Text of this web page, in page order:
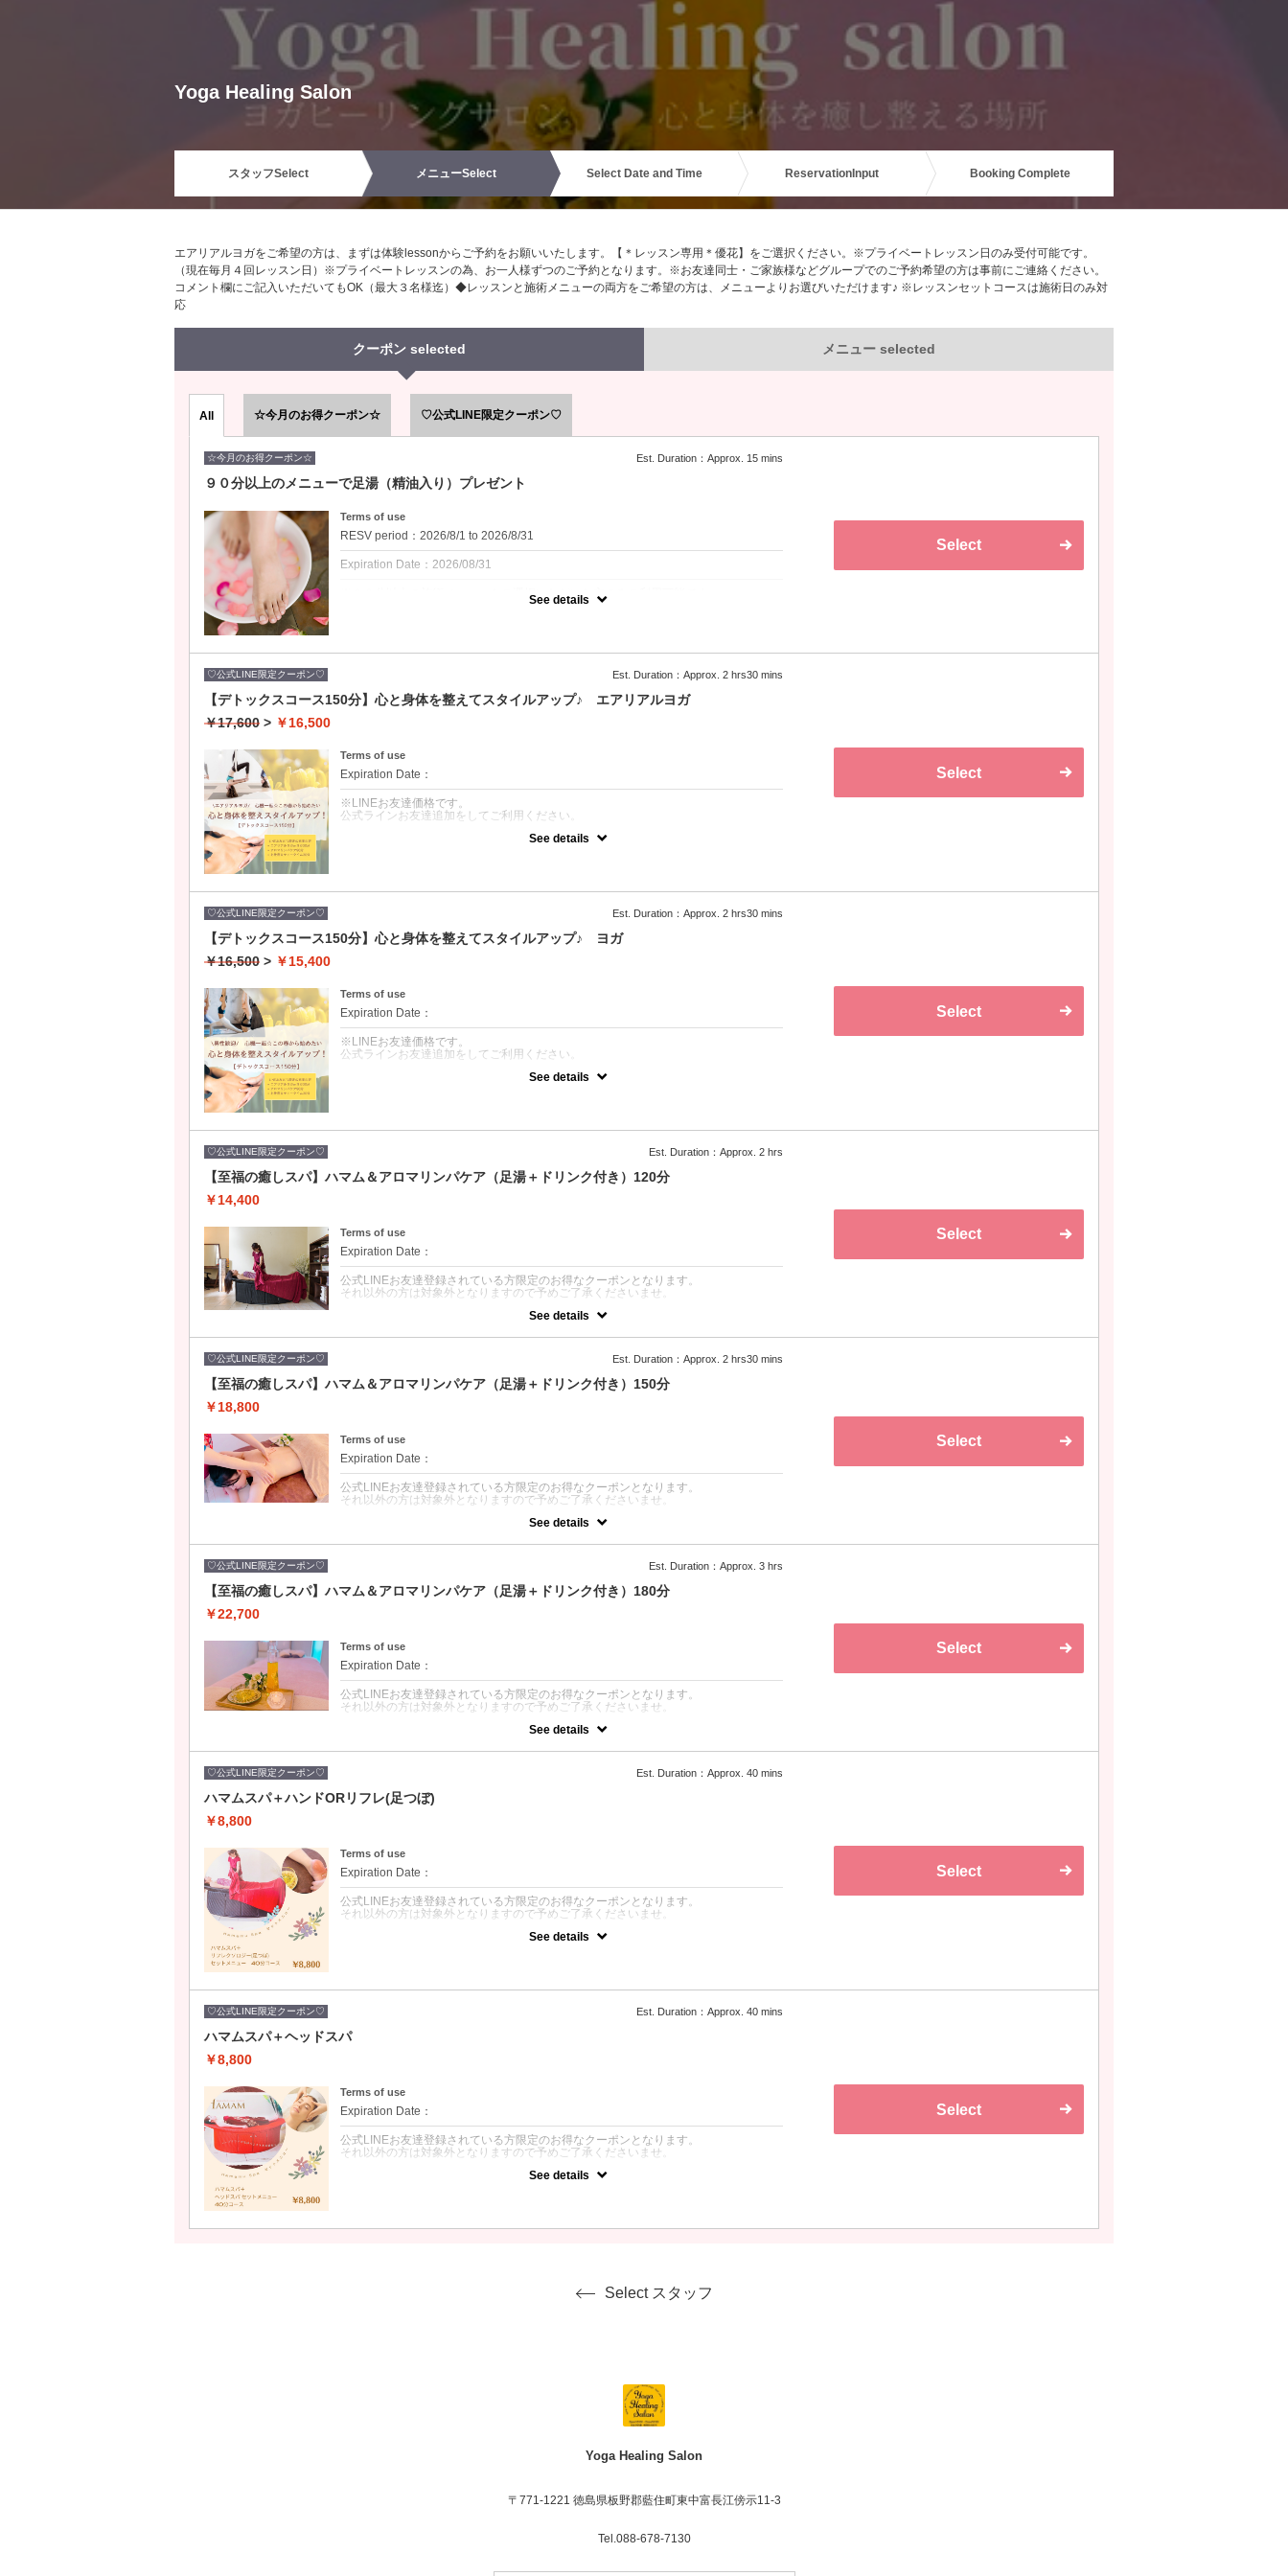
Yoga Healing Salon
スタッフSelect メニューSelect Select Date and Time Reservation Input Booking Complete
エアリアルヨガをご希望の方は、まずは体験lessonからご予約をお願いいたします。【＊レッスン専用＊優花】をご選択ください。※プライベートレッスン日のみ受付可能です。
（現在毎月４回レッスン日）※プライベートレッスンの為、お一人様ずつのご予約となります。※お友達同士・ご家族様などグループでのご予約希望の方は事前にご連絡ください。
コメント欄にご記入いただいてもOK（最大３名様迄）◆レッスンと施術メニューの両方をご希望の方は、メニューよりお選びいただけます♪ ※レッスンセットコースは施術日のみ対
応
クーポン selected メニュー selected
All ☆今月のお得クーポン☆ ♡公式LINE限定クーポン♡
☆今月のお得クーポン☆ Est. Duration：Approx. 15 mins
９０分以上のメニューで足湯（精油入り）プレゼント
Terms of use
RESV period：2026/8/1 to 2026/8/31
Expiration Date：2026/08/31
※９０分以上の施術メニューをご選択いただいた方のみご利用可能です。
※期間中は何度でもご利用可能です。
※９０分以上の施術メニューをご選択いただいた方のみご利用可能です。
See details
Select
♡公式LINE限定クーポン♡ Est. Duration：Approx. 2 hrs30 mins
【デトックスコース150分】心と身体を整えてスタイルアップ♪ エアリアルヨガ
￥17,600 > ￥16,500
Terms of use
Expiration Date：
※LINEお友達価格です。
公式ラインお友達追加をしてご利用ください。
See details
Select
♡公式LINE限定クーポン♡ Est. Duration：Approx. 2 hrs30 mins
【デトックスコース150分】心と身体を整えてスタイルアップ♪ ヨガ
￥16,500 > ￥15,400
Terms of use
Expiration Date：
※LINEお友達価格です。
公式ラインお友達追加をしてご利用ください。
See details
Select
♡公式LINE限定クーポン♡ Est. Duration：Approx. 2 hrs
【至福の癒しスパ】ハマム＆アロマリンパケア（足湯＋ドリンク付き）120分
￥14,400
Terms of use
Expiration Date：
公式LINEお友達登録されている方限定のお得なクーポンとなります。
それ以外の方は対象外となりますので予めご了承くださいませ。
【代謝促進／免疫力向上／温熱／冷え性改善／毛穴の引き締め】など様々な効果が期
待でき男女問わず喜ばれるハーブの香りでとても癒され、リピーター様続出☆ハマム
スパとアロマリンパケアとセットメニューがお得に受けられます！
オーストラリアACO認証最高級オーガニックゴールデン生ホホバオイルを使ったアロ
デトックス効果をより高めたい方や冷え性の方やエイジングケアにおすすめです♡
See details
Select
♡公式LINE限定クーポン♡ Est. Duration：Approx. 2 hrs30 mins
【至福の癒しスパ】ハマム＆アロマリンパケア（足湯＋ドリンク付き）150分
￥18,800
Terms of use
Expiration Date：
公式LINEお友達登録されている方限定のお得なクーポンとなります。
それ以外の方は対象外となりますので予めご了承くださいませ。
【代謝促進／免疫力向上／温熱／冷え性改善／毛穴の引き締め】など様々な効果が期
待でき男女問わず喜ばれるハーブの香りでとても癒され、リピーター様続出☆ハマム
スパとアロマリンパケアとセットメニューがお得に受けられます！
オーストラリアACO認証最高級オーガニックゴールデン生ホホバオイルを使ったアロ
デトックス効果をより高めたい方や冷え性の方やエイジングケアにおすすめです♡
See details
Select
♡公式LINE限定クーポン♡ Est. Duration：Approx. 3 hrs
【至福の癒しスパ】ハマム＆アロマリンパケア（足湯＋ドリンク付き）180分
￥22,700
Terms of use
Expiration Date：
公式LINEお友達登録されている方限定のお得なクーポンとなります。
それ以外の方は対象外となりますので予めご了承くださいませ。
【代謝促進／免疫力向上／温熱／冷え性改善／毛穴の引き締め】など様々な効果が期
待でき男女問わず喜ばれるハーブの香りでとても癒され、リピーター様続出☆ハマム
スパとアロマリンパケアとセットメニューがお得に受けられます！
オーストラリアACO認証最高級オーガニックゴールデン生ホホバオイルを使ったアロ
デトックス効果をより高めたい方や冷え性の方やエイジングケアにおすすめです♡
See details
Select
♡公式LINE限定クーポン♡ Est. Duration：Approx. 40 mins
ハマムスパ＋ハンドORリフレ(足つぼ)
￥8,800
Terms of use
Expiration Date：
公式LINEお友達登録されている方限定のお得なクーポンとなります。
それ以外の方は対象外となりますので予めご了承くださいませ。
でハンド（腕～指先）or リフレクソロジー（ひざ下～足裏）を流します
See details
Select
♡公式LINE限定クーポン♡ Est. Duration：Approx. 40 mins
ハマムスパ＋ヘッドスパ
￥8,800
Terms of use
Expiration Date：
公式LINEお友達登録されている方限定のお得なクーポンとなります。
それ以外の方は対象外となりますので予めご了承くださいませ。
す。
See details
Select
Select スタッフ
Yoga Healing Salon
〒771-1221 徳島県板野郡藍住町東中富長江傍示11-3
Tel.088-678-7130